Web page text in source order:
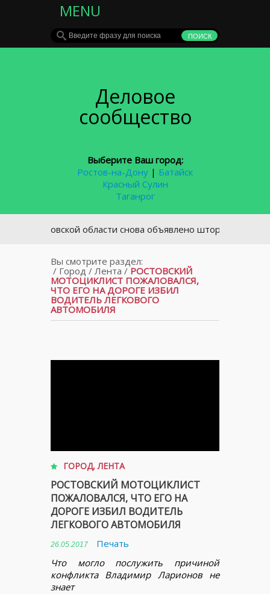
MENU
Деловое
сообщество
Выберите Ваш город:
Ростов-на-Дону | Батайск
Красный Сулин
Таганрог
Ростовской области снова объявлено штормовое
Вы смотрите раздел:
/ Город/ Лента / РОСТОВСКИЙ
МОТОЦИКЛИСТ ПОЖАЛОВАЛСЯ,
ЧТО ЕГО НА ДОРОГЕ ИЗБИЛ
ВОДИТЕЛЬ ЛЕГКОВОГО
АВТОМОБИЛЯ
ГОРОД,ЛЕНТА
РОСТОВСКИЙ МОТОЦИКЛИСТ
ПОЖАЛОВАЛСЯ, ЧТО ЕГО НА
ДОРОГЕ ИЗБИЛ ВОДИТЕЛЬ
ЛЕГКОВОГО АВТОМОБИЛЯ
26.05.2017
Печать
Что могло послужить причиной
конфликта Владимир Ларионов не
знает